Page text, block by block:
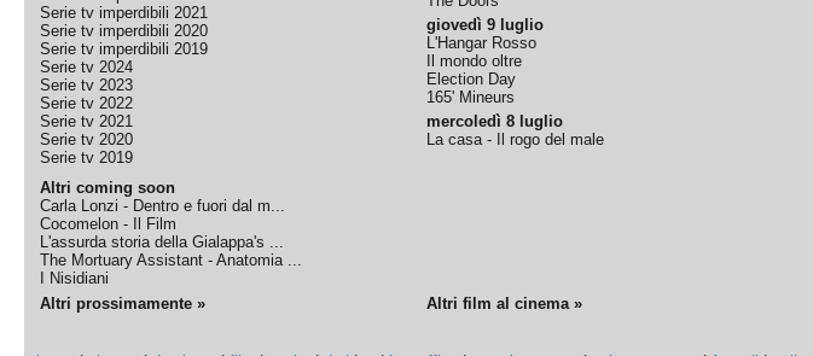
Serie tv imperdibili 2021
Serie tv imperdibili 2020
Serie tv imperdibili 2019
Serie tv 2024
Serie tv 2023
Serie tv 2022
Serie tv 2021
Serie tv 2020
Serie tv 2019
Altri coming soon
Carla Lonzi - Dentro e fuori dal m...
Cocomelon - Il Film
L'assurda storia della Gialappa's ...
The Mortuary Assistant - Anatomia ...
I Nisidiani
giovedì 9 luglio
L'Hangar Rosso
Il mondo oltre
Election Day
165' Mineurs
mercoledì 8 luglio
La casa - Il rogo del male
Altri prossimamente » Altri film al cinema »